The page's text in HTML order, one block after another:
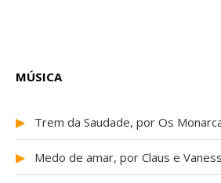
MÚSICA
▶ Trem da Saudade, por Os
▶ Medo de amar, por Claus e